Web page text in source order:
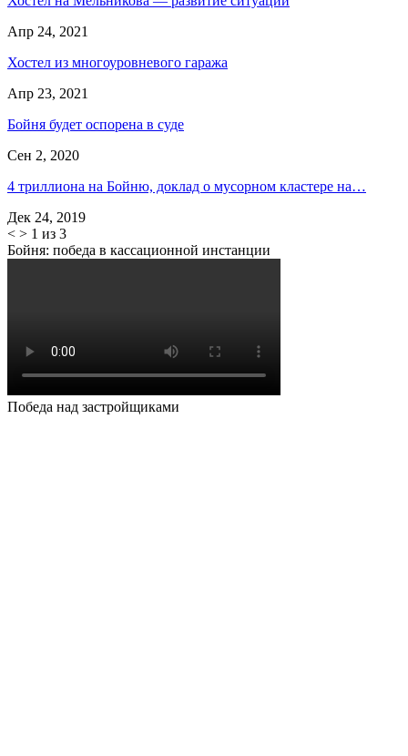
Апр 24, 2021
Хостел из многоуровневого гаража
Апр 23, 2021
Бойня будет оспорена в суде
Сен 2, 2020
4 триллиона на Бойню, доклад о мусорном кластере на…
Дек 24, 2019
< > 1 из 3
Бойня: победа в кассационной инстанции
Победа над застройщиками